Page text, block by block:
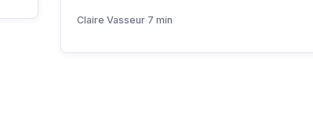
Claire Vasseur·7 min